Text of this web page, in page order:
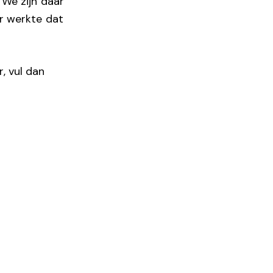
werkte dat
vul dan